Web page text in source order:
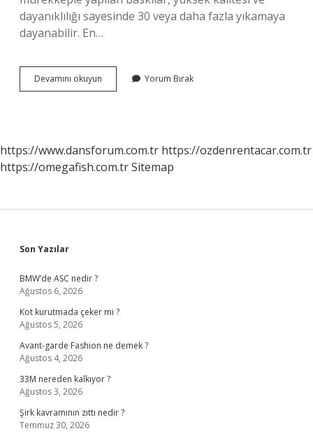
dayanıklılığı sayesinde 30 veya daha fazla yıkamaya
dayanabilir. En…
Devamını okuyun
Şeker
Yorum Bırak
https://www.dansforum.com.tr https://ozdenrentacar.com.tr
https://omegafish.com.trSitemap
Sidebar
Son Yazılar
BMW’de ASC nedir ?
Ağustos 6, 2026
Kot kurutmada çeker mi ?
Ağustos 5, 2026
Avant-garde Fashion ne demek ?
Ağustos 4, 2026
33M nereden kalkıyor ?
Ağustos 3, 2026
Şirk kavramının zıttı nedir ?
Temmuz 30, 2026